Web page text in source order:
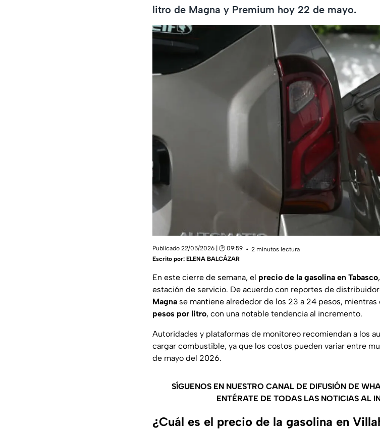
litro de Magna y Premium hoy 22 de mayo.
Publicado 22/05/2026 | 🕑 09:59
2 minutos lectura
Escrito por: ELENA BALCÁZAR
En este cierre de semana, el precio de la gasolina en Tabasco
estación de servicio. De acuerdo con reportes de
Magna se mantiene alrededor de los 23 a 24 pesos, mientras
pesos por litro, con una notable tendencia al incremento.
Autoridades y plataformas de monitoreo recomiendan a los
cargar combustible, ya que los costos pueden variar entre
de mayo del 2026.
SÍGUENOS EN NUESTRO CANAL DE DIFUSIÓN DE
ENTÉRATE DE TODAS LAS NOTICIAS AL
¿Cuál es el precio de la gasolina en